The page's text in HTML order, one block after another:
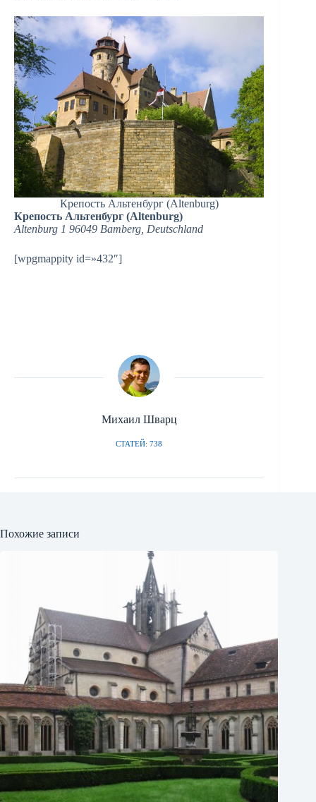
Крепость Альтенбург (Altenburg)
Крепость Альтенбург (Altenburg)
Altenburg 1 96049 Bamberg, Deutschland
[wpgmappity id=»432″]
Михаил Шварц
СТАТЕЙ: 738
Похожие записи